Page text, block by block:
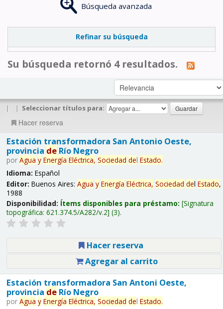
Búsqueda avanzada
Refinar su búsqueda
Su búsqueda retornó 4 resultados.
| | Seleccionar títulos para:
Hacer reserva
Estación transformadora San Antonio Oeste,
provincia deRío Negro
por Agua y Energía Eléctrica, Sociedad del Estado.
Idioma: Español
Editor: Buenos Aires: Agua y Energía Eléctrica, Sociedad del Estado,
1988
Disponibilidad: Ítems disponibles para préstamo: Signatura
topográfica: 621.374.5/A282/v.2 (3).
Hacer reserva
Agregar al carrito
Estación transformadora San Antoni Oeste,
provincia deRío Negro
por Agua y Energía Eléctrica, Sociedad del Estado.